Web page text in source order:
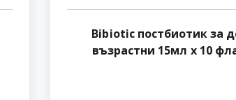
Bibiotic постбиотик за
възрастни 15мл х 10